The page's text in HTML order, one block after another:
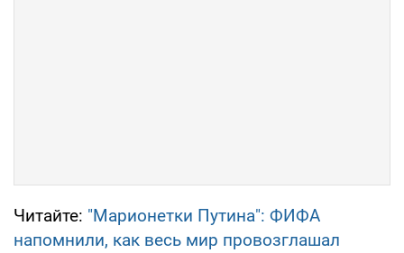
Читайте: "Марионетки Путина": ФИФА
напомнили, как весь мир провозглашал